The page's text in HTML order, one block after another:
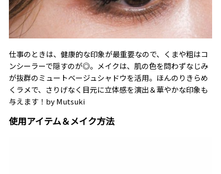
仕事のときは、健康的な印象が最重要なので、くまや粗はコ
ンシーラーで隠すのが◎。メイクは、肌の色を問わずなじみ
が抜群のミュートベージュシャドウを活用。ほんのりきらめ
くラメで、さりげなく目元に立体感を演出＆華やかな印象も
与えます！――by Mutsuki
使用アイテム＆メイク方法